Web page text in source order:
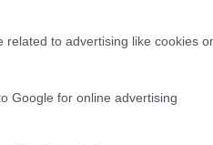
to advertising like cookies
Google for online advertising
τη δυνατότητα
έκδοσης
τους